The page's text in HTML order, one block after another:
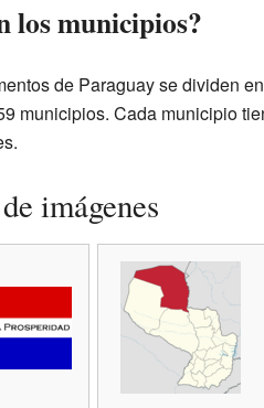
los municipios?
de Paraguay se dividen
municipios. Cada municipio
imágenes